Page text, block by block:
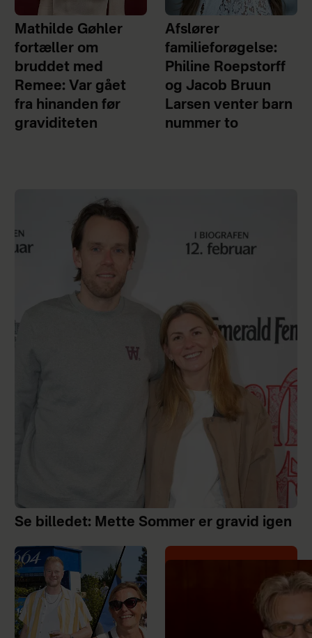
Mathilde Gøhler
fortæller om
bruddet med
Remee: Var gået
fra hinanden før
graviditeten
Afslører
familieforøgelse:
Philine Roepstorff
og Jacob Bruun
Larsen venter barn
nummer to
Se billedet: Mette Sommer er gravid igen